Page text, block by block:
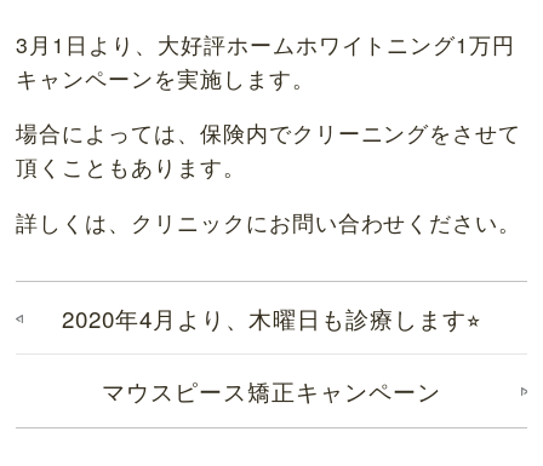
3月1日より、大好評ホームホワイトニング1万円
キャンペーンを実施します。
場合によっては、保険内でクリーニングをさせて
頂くこともあります。
詳しくは、クリニックにお問い合わせください。
2020年4月より、木曜日も診療します⭐︎
マウスピース矯正キャンペーン